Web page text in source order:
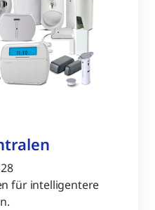
für intelligentere